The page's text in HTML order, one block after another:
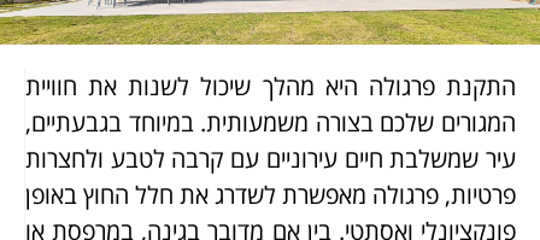
התקנת פרגולה היא מהלך שיכול לשנות את חוויית
המגורים שלכם בצורה משמעותית. במיוחד בגבעתיים,
עיר שמשלבת חיים עירוניים עם קרבה לטבע ולחצרות
פרטיות, פרגולה מאפשרת לשדרג את חלל החוץ באופן
פונקציונלי ואסתטי. בין אם מדובר בגינה, במרפסת או